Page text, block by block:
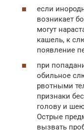
если
возникает
могут
кашель, к
появление
при
обильное
рвотными
признаки
голову и
Острые
вызвать